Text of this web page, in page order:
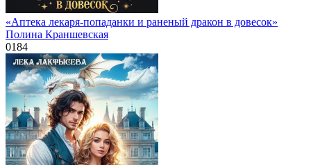
«Аптека лекаря-попаданки и раненый дракон в довесок»
Полина Краншевская
0184